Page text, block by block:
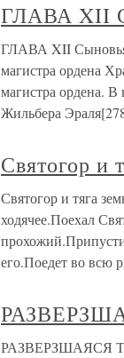
ГЛАВА XII
ГЛАВА XII Сыновья
магистра ордена
магистра ордена. В
Жильбера
Святогор и
Святогор и тяга
ходячее.Поехал
его.Поедет во всю
РАЗВЕРЗШАЯСЯ